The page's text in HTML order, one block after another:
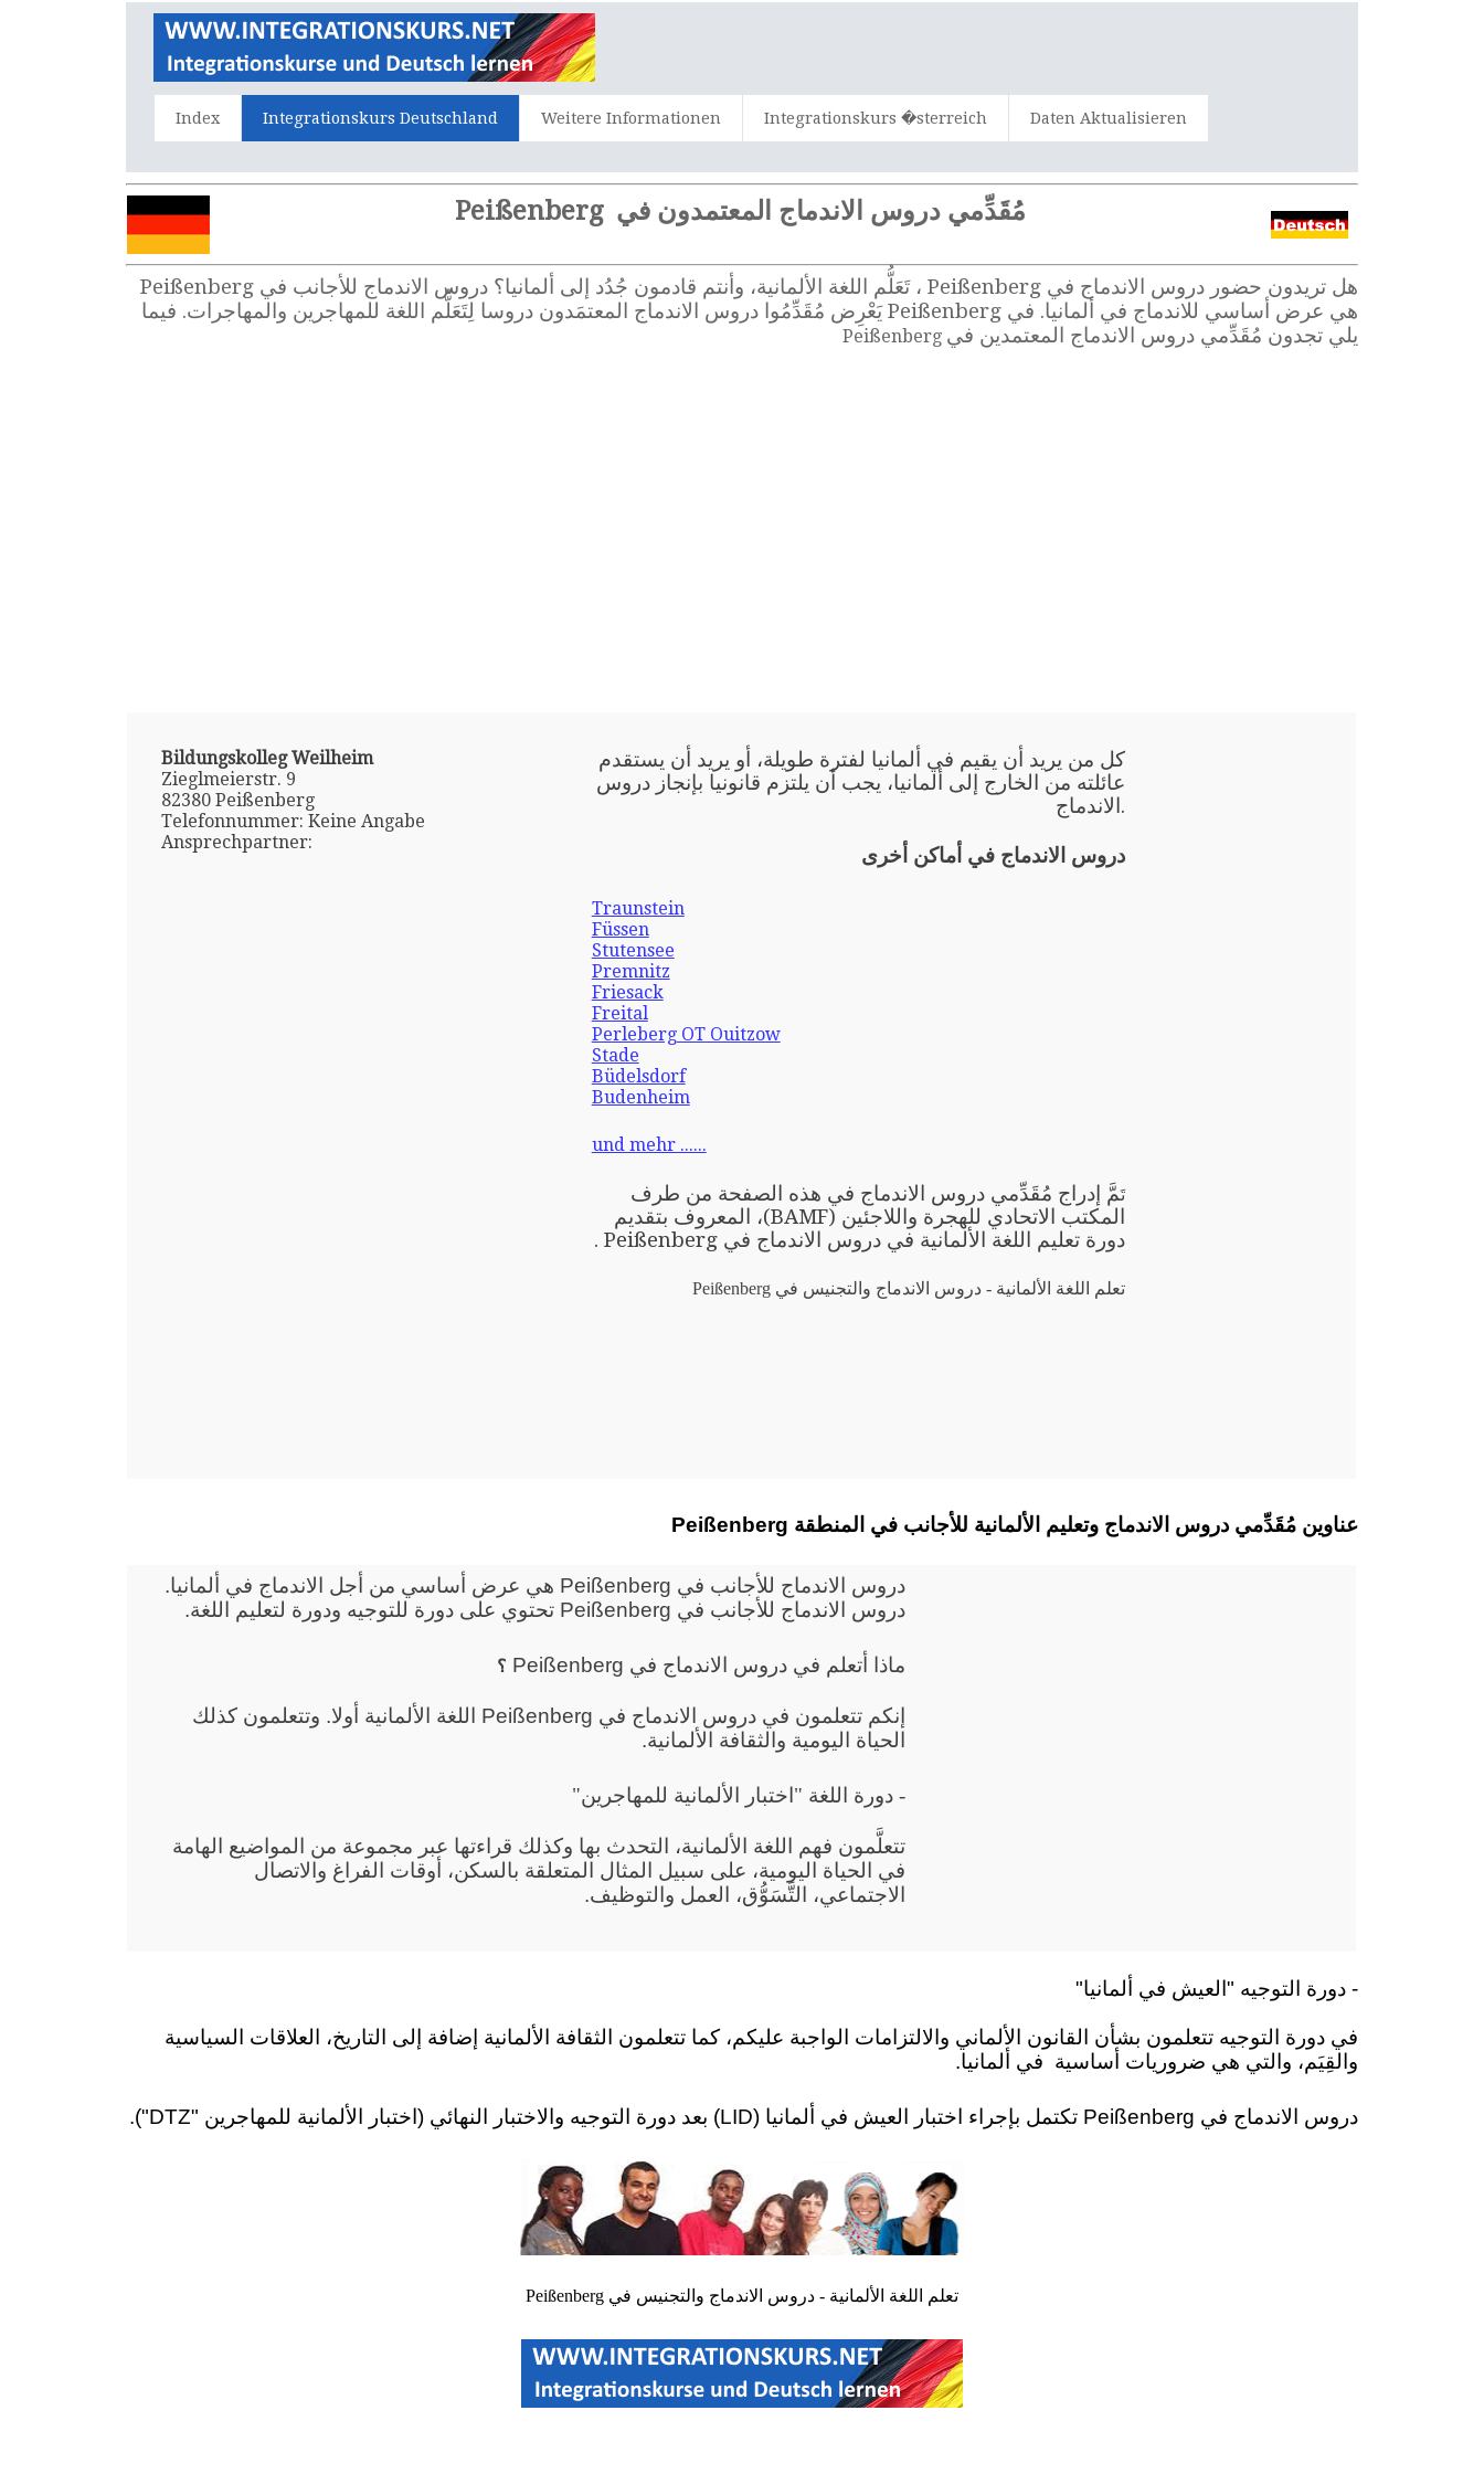
Index Integrationskurs Deutschland Weitere Informationen Integrationskurs �sterreich Daten Aktualisieren
مُقَدِّمي دروس الاندماج المعتمدون في Peißenberg
هل تريدون حضور دروس الاندماج في Peißenberg ، تَعَلُّم اللغة الألمانية، وأنتم قادمون جُدُد إلى ألمانيا؟ دروس الاندماج للأجانب في Peißenberg
هي عرض أساسي للاندماج في ألمانيا. في Peißenberg يَعْرِض مُقَدِّمُوا دروس الاندماج المعتمَدون دروسا لِتَعَلُّم اللغة للمهاجرين والمهاجرات. فيما
يلي تجدون مُقَدِّمي دروس الاندماج المعتمدين في Peißenberg
Bildungskolleg Weilheim
Zieglmeierstr. 9
82380 Peißenberg
Telefonnummer: Keine Angabe
Ansprechpartner:
كل من يريد أن يقيم في ألمانيا لفترة طويلة، أو يريد أن يستقدم
عائلته من الخارج إلى ألمانيا، يجب أن يلتزم قانونيا بإنجاز دروس
الاندماج.
دروس الاندماج في أماكن أخرى
Traunstein
Füssen
Stutensee
Premnitz
Friesack
Freital
Perleberg OT Ouitzow
Stade
Büdelsdorf
Budenheim
und mehr ......
تَمَّ إدراج مُقَدِّمي دروس الاندماج في هذه الصفحة من طرف
المكتب الاتحادي للهجرة واللاجئين (BAMF)، المعروف بتقديم
دورة تعليم اللغة الألمانية في دروس الاندماج في Peißenberg .
تعلم اللغة الألمانية - دروس الاندماج والتجنيس في Peißenberg
Peißenberg عناوين مُقَدِّمي دروس الاندماج وتعليم الألمانية للأجانب في المنطقة
دروس الاندماج للأجانب في Peißenberg هي عرض أساسي من أجل الاندماج في ألمانيا.
دروس الاندماج للأجانب في Peißenberg تحتوي على دورة للتوجيه ودورة لتعليم اللغة.
ماذا أتعلم في دروس الاندماج في Peißenberg ؟
إنكم تتعلمون في دروس الاندماج في Peißenberg اللغة الألمانية أولا. وتتعلمون كذلك
الحياة اليومية والثقافة الألمانية.
- دورة اللغة "اختبار الألمانية للمهاجرين"
تتعلَّمون فهم اللغة الألمانية، التحدث بها وكذلك قراءتها عبر مجموعة من المواضيع الهامة
في الحياة اليومية، على سبيل المثال المتعلقة بالسكن، أوقات الفراغ والاتصال
الاجتماعي، التَّسَوُّق، العمل والتوظيف.
- دورة التوجيه "العيش في ألمانيا"
في دورة التوجيه تتعلمون بشأن القانون الألماني والالتزامات الواجبة عليكم، كما تتعلمون الثقافة الألمانية إضافة إلى التاريخ، العلاقات السياسية
والقِيَم، والتي هي ضروريات أساسية في ألمانيا.
دروس الاندماج في Peißenberg تكتمل بإجراء اختبار العيش في ألمانيا (LID) بعد دورة التوجيه والاختبار النهائي (اختبار الألمانية للمهاجرين "DTZ").
تعلم اللغة الألمانية - دروس الاندماج والتجنيس في Peißenberg